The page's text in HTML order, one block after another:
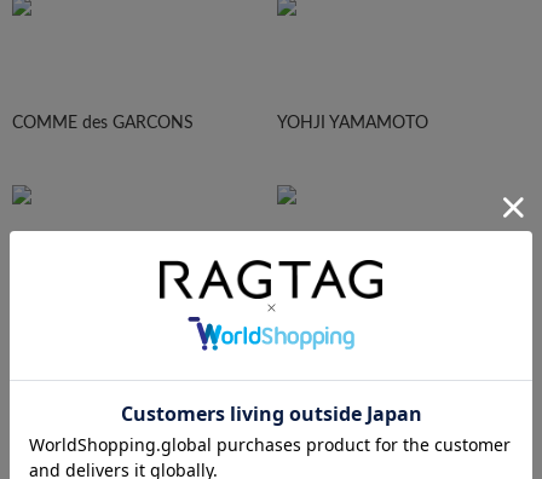
COMME des GARCONS YOHJI YAMAMOTO